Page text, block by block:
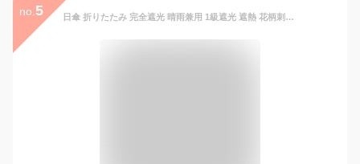
no. 5 日傘 折りたたみ 完全遮光 晴雨兼用 1級遮光 遮熱 花柄刺繍 50cm×8本骨 レディース UPF50+ 遮光率100%・UVカット率99.9％以上 ラミネート 竹手元 バンブー 折傘 ギフト クールプラス 【LIEBEN-0523】 c-ori